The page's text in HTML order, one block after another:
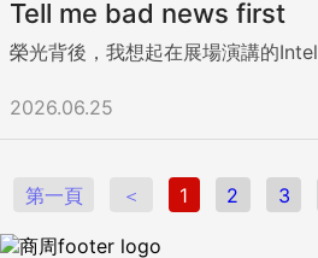
Tell me bad news first
榮光背後，我想起在展場演講的
2026.06.25
第一頁 ＜ 1 2 3